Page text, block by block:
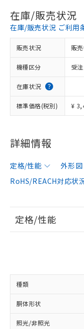
在庫/販売状況
在庫/販売状況 ご利用
販売状況 販
機種区分 受
在庫状況
標準価格(税別) ¥
詳細情報
定格/性能 外形図
RoHS/REACH対応状
定格/性能
種類
胴体形状
照光/非照光